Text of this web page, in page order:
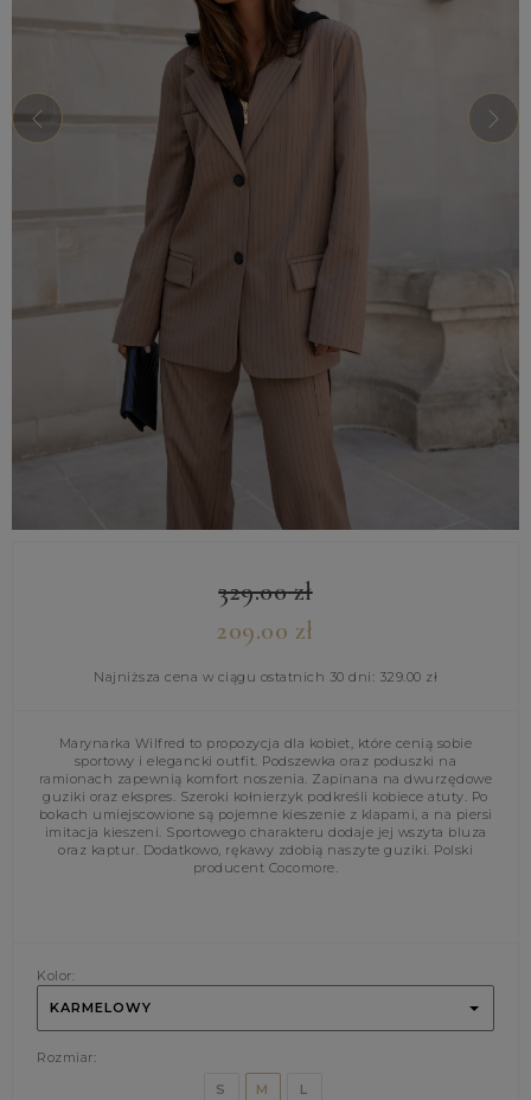
329.00zł
209.00 zł
Najniższa cena w ciągu ostatnich 30 dni: 329.00 zł
Marynarka Wilfred to propozycja dla kobiet, które cenią sobie
sportowy i elegancki outfit. Podszewka oraz poduszki na
ramionach zapewnią komfort noszenia. Zapinana na dwurzędowe
guziki oraz ekspres. Szeroki kołnierzyk podkreśli kobiece atuty. Po
bokach umiejscowione są pojemne kieszenie z klapami, a na piersi
imitacja kieszeni. Sportowego charakteru dodaje jej wszyta bluza
oraz kaptur. Dodatkowo, rękawy zdobią naszyte guziki. Polski
producent Cocomore.
Kolor:
KARMELOWY
Rozmiar:
S
M L